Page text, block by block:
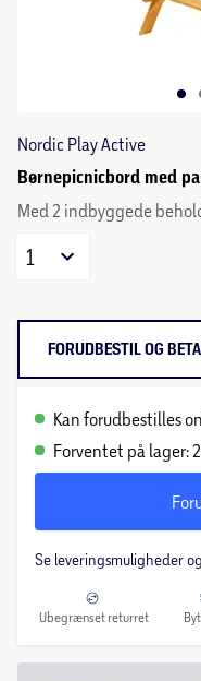
Nordic Play Active
Børnepicnicbord med
Med 2 indbyggede
1
FORUDBESTIL OG
Kan forudbestilles
Forventet på lager:
Se leveringsmuligheder
Ubegrænset returret